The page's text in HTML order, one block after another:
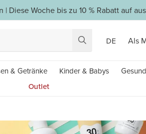
Diese Woche bis zu 10 % Rabatt auf
DE Als
& Getränke Kinder & Babys
Outlet